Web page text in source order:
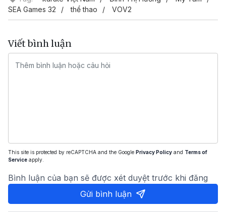
SEA Games 32
thể thao VOV2
Viết bình luận
This site is protected by reCAPTCHA and the Google Privacy Policy and Terms of
Service apply.
Bình luận của bạn sẽ được xét duyệt trước khi đăng
Gửi bình luận